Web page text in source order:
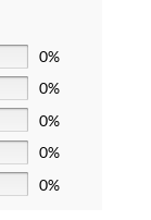
0%
0%
0%
0%
0%